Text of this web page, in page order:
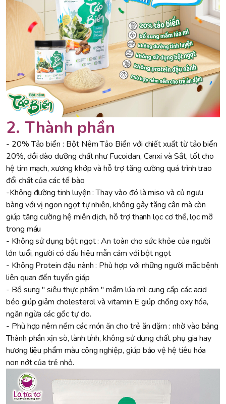
2. Thành phần
- 20% Tảo biển : Bột Nêm Tảo Biển với chiết xuất từ tảo biển
20%, dồi dào dưỡng chất như Fucoidan, Canxi và Sắt, tốt cho
hệ tim mạch, xương khớp và hỗ trợ tăng cường quá trình trao
đổi chất của các tế bào
-Không đường tinh luyện : Thay vào đó là miso và củ ngưu
bàng với vị ngon ngọt tự nhiên, không gây tăng cân mà còn
giúp tăng cường hệ miễn dịch, hỗ trợ thanh lọc cơ thể, lọc mỡ
trong máu
- Không sử dụng bột ngọt : An toàn cho sức khỏe của người
lớn tuổi, người có dấu hiệu mẫn cảm với bột ngọt
- Không Protein đậu nành : Phù hợp với những người mắc bệnh
liên quan đến tuyến giáp
- Bổ sung " siêu thực phẩm " mầm lúa mì: cung cấp các acid
béo giúp giảm cholesterol và vitamin E giúp chống oxy hóa,
ngăn ngừa các gốc tự do.
- Phù hợp nêm nếm các món ăn cho trẻ ăn dặm : nhờ vào bảng
Thành phần xịn sò, lành tính, không sử dụng chất phụ gia hay
hương liệu phẩm màu công nghiệp, giúp bảo vệ hệ tiêu hóa
non nớt của trẻ nhỏ.